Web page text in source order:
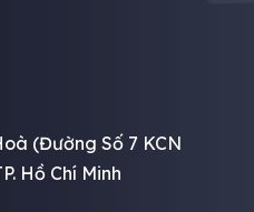
(Đường Số 7 KCN
Hồ Chí Minh